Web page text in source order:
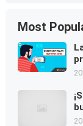
Most